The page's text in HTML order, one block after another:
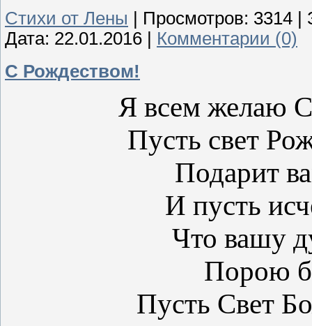
Стихи от Лены Просмотров: 3314
Дата: 22.01.2016
Комментарии (0)
С Рождеством!
Я всем
Пусть свет
Подарит
И пусть
Что вашу
Порою
Пусть Свет